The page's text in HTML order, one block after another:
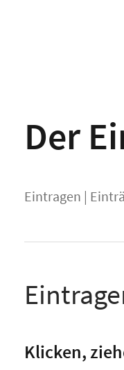
Der
Eintragen |
Klicken,